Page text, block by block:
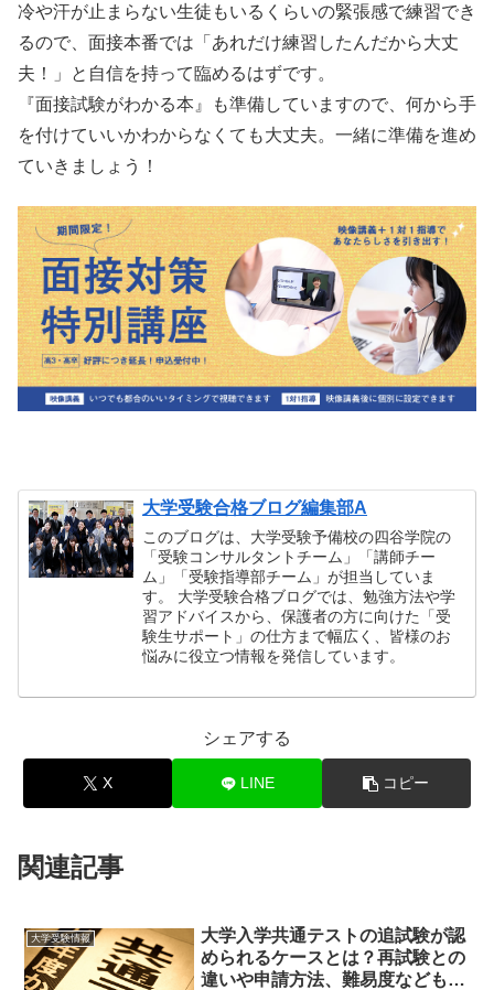
冷や汗が止まらない生徒もいるくらいの緊張感で練習でき
るので、面接本番では「あれだけ練習したんだから大丈
夫！」と自信を持って臨めるはずです。
『面接試験がわかる本』も準備していますので、何から手
を付けていいかわからなくても大丈夫。一緒に準備を進め
ていきましょう！
大学受験合格ブログ編集部A
このブログは、大学受験予備校の四谷学院の
「受験コンサルタントチーム」「講師チー
ム」「受験指導部チーム」が担当していま
す。 大学受験合格ブログでは、勉強方法や学
習アドバイスから、保護者の方に向けた「受
験生サポート」の仕方まで幅広く、皆様のお
悩みに役立つ情報を発信しています。
シェアする
X LINE コピー
関連記事
大学受験情報
大学入学共通テストの追試験が認
められるケースとは？再試験との
違いや申請方法、難易度なども詳